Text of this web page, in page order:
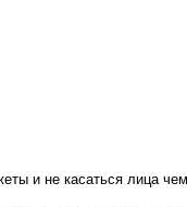
и не касаться лица